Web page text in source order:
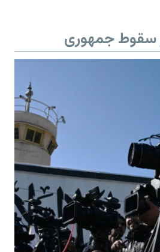
سقوط جمهوری